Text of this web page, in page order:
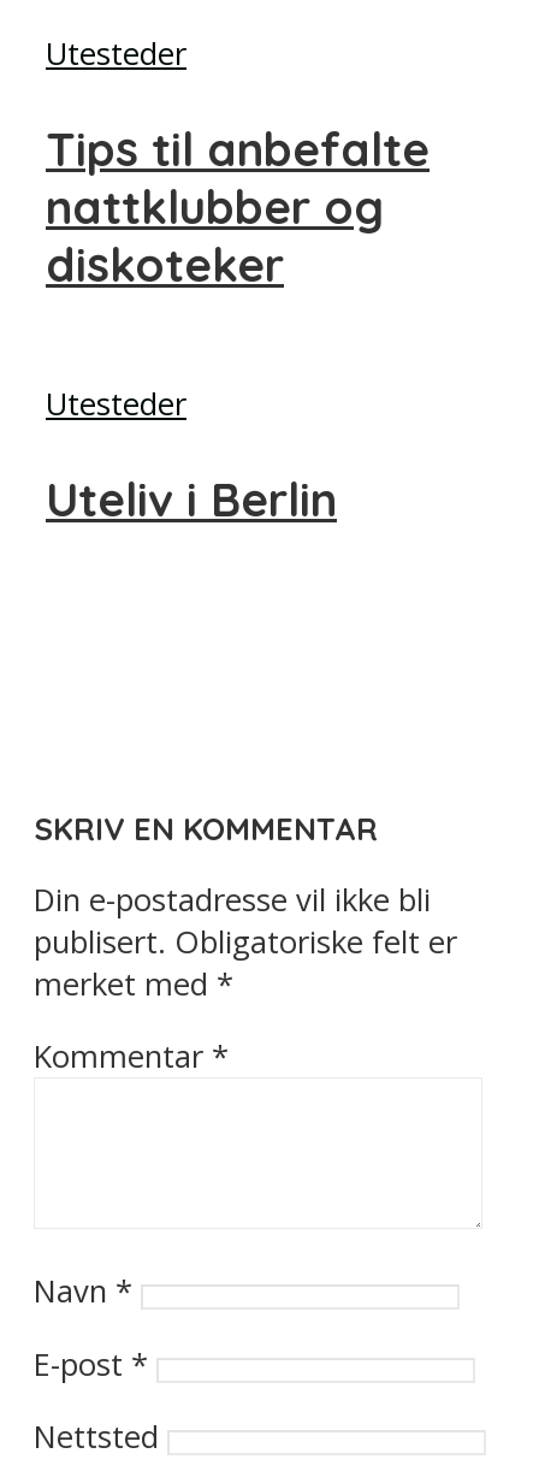
Utesteder
Tips til anbefalte
nattklubber og
diskoteker
Utesteder
Uteliv i Berlin
SKRIV EN KOMMENTAR
Din e-postadresse vil ikke bli
publisert. Obligatoriske felt er
merket med *
Kommentar *
Navn *
E-post *
Nettsted